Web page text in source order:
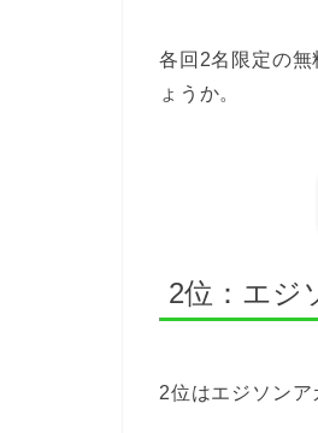
各回2名限定の
ょうか。
2位：エジ
2位はエジソン